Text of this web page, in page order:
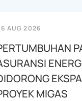
AUG 2026
MIGAS